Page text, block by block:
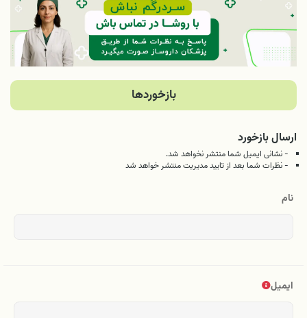
بازخوردها
ارسال بازخورد
- نشانی ایمیل شما منتشر نخواهد شد.
- نظرات شما بعد از تایید مدیریت منتشر خواهد شد
نام
ایمیل